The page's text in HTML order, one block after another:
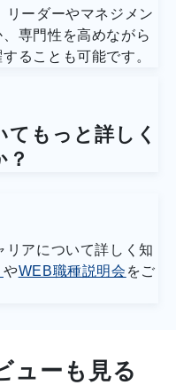
ーダーやマネジメン
専門性を高めながら
ることも可能です。
もっと詳しく
アについて詳しく知
やWEB職種説明会 をご
ューも見る